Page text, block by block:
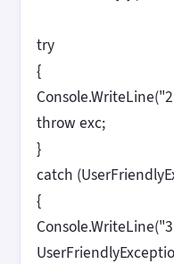
try
{
throw exc;
}
catch
{